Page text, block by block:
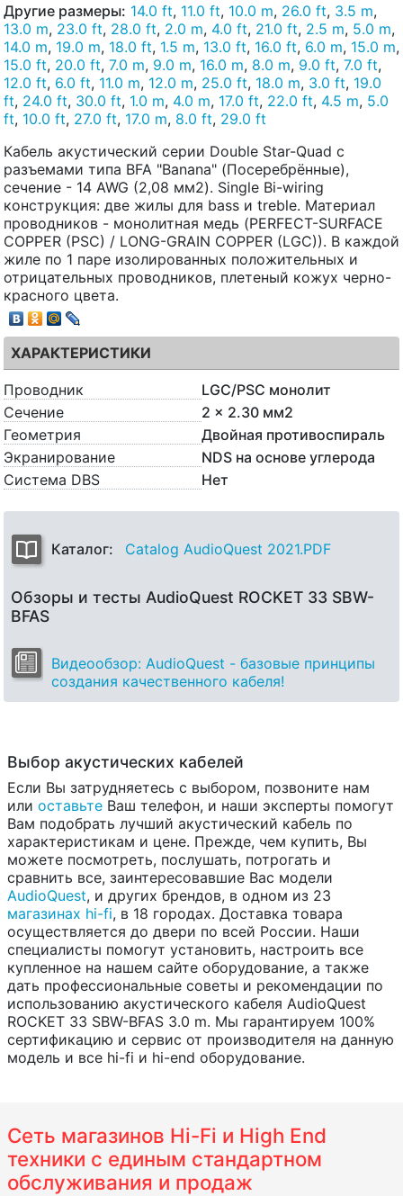
Другие размеры: 14.0 ft, 11.0 ft, 10.0 m, 26.0 ft, 3.5 m,
13.0 m, 23.0 ft, 28.0 ft, 2.0 m, 4.0 ft, 21.0 ft, 2.5 m, 5.0 m,
14.0 m, 19.0 m, 18.0 ft, 1.5 m, 13.0 ft, 16.0 ft, 6.0 m, 15.0 m,
15.0 ft, 20.0 ft, 7.0 m, 9.0 m, 16.0 m, 8.0 m, 9.0 ft, 7.0 ft,
12.0 ft, 6.0 ft, 11.0 m, 12.0 m, 25.0 ft, 18.0 m, 3.0 ft, 19.0
ft, 24.0 ft, 30.0 ft, 1.0 m, 4.0 m, 17.0 ft, 22.0 ft, 4.5 m, 5.0
ft, 10.0 ft, 27.0 ft, 17.0 m, 8.0 ft, 29.0 ft
Кабель акустический серии Double Star-Quad с
разъемами типа BFA "Banana" (Посеребрённые),
сечение - 14 AWG (2,08 мм2). Single Bi-wiring
конструкция: две жилы для bass и treble. Материал
проводников - монолитная медь (PERFECT-SURFACE
COPPER (PSC) / LONG-GRAIN COPPER (LGC)). В каждой
жиле по 1 паре изолированных положительных и
отрицательных проводников, плетеный кожух черно-
красного цвета.
ХАРАКТЕРИСТИКИ
Проводник
LGC/PSC монолит
Сечение
2 x 2.30 мм2
Геометрия
Двойная противоспираль
Экранирование
NDS на основе углерода
Система DBS
Нет
Каталог: Catalog AudioQuest 2021.PDF
Обзоры и тесты AudioQuest ROCKET 33 SBW-
BFAS
Видеообзор: AudioQuest - базовые принципы
создания качественного кабеля!
Выбор акустических кабелей
Если Вы затрудняетесь с выбором, позвоните нам
или оставьте Ваш телефон, и наши эксперты помогут
Вам подобрать лучший акустический кабель по
характеристикам и цене. Прежде, чем купить, Вы
можете посмотреть, послушать, потрогать и
сравнить все, заинтересовавшие Вас модели
AudioQuest, и других брендов, в одном из 23
магазинах hi-fi, в 18 городах. Доставка товара
осуществляется до двери по всей России. Наши
специалисты помогут установить, настроить все
купленное на нашем сайте оборудование, а также
дать профессиональные советы и рекомендации по
использованию акустического кабеля AudioQuest
ROCKET 33 SBW-BFAS 3.0 m. Мы гарантируем 100%
сертификацию и сервис от производителя на данную
модель и все hi-fi и hi-end оборудование.
Сеть магазинов Hi-Fi и High End
техники с единым стандартном
обслуживания и продаж